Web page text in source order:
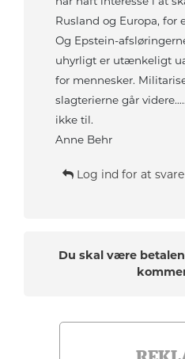
Rusland og Europa, for
Og Epstein-
uhyrligt er utænkeligt
for mennesker.
slagterierne går
ikke til.
Anne Behr
Log ind for at svare
Du skal være